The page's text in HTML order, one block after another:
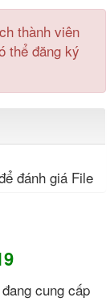
thành viên
thể đăng ký
đánh giá File
cung cấp